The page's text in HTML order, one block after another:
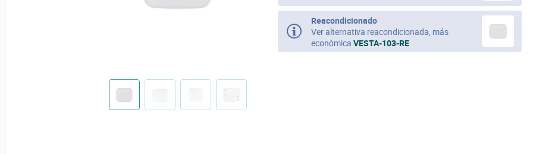
Reacondicionado
Ver alternativa reacondicionada, más
económica VESTA-103-RE